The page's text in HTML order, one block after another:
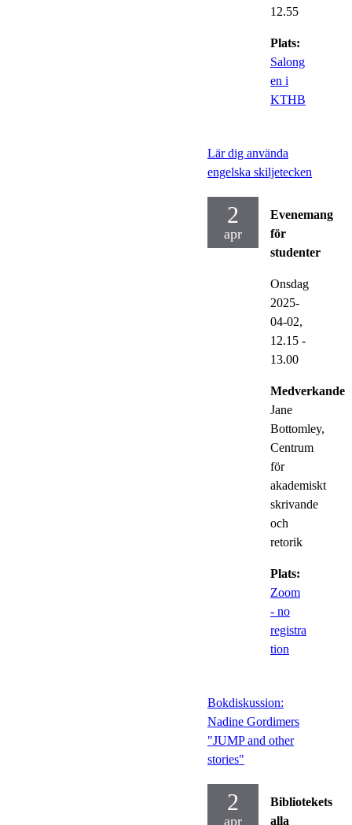
12.55
Plats:
Salong
en i
KTHB
Lär dig använda
engelska skiljetecken
2
apr
Evenemang
för
studenter
Onsdag
2025-
04-02,
12.15 -
13.00
Medverkande:
Jane
Bottomley,
Centrum
för
akademiskt
skrivande
och
retorik
Plats:
Zoom
- no
registra
tion
Bokdiskussion:
Nadine Gordimers
"JUMP and other
stories"
2
apr
Bibliotekets
alla